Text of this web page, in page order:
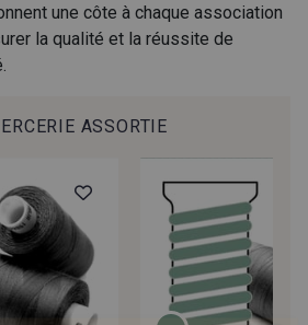
MTA - Framboise-rayure Or
une côte à chaque association
la qualité et la réussite de
ASSORTIE